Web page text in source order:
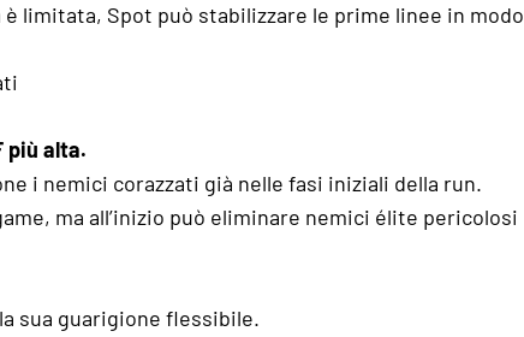
è limitata, Spot può stabilizzare le prime linee in modo
più alta.
i nemici corazzati già nelle fasi iniziali della run.
ma all’inizio può eliminare nemici élite pericolosi
sua guarigione flessibile.